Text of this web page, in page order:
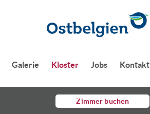
Galerie Kloster Jobs Kontakt
Zimmer buchen